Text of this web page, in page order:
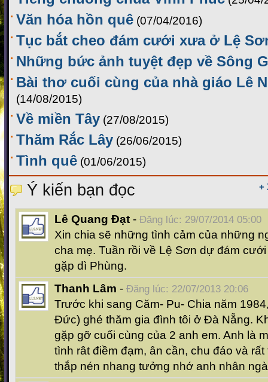
Văn hóa hồn quê (07/04/2016)
Tục bắt cheo đám cưới xưa ở Lệ
Những bức ảnh tuyệt đẹp về Sông
Bài thơ cuối cùng của nhà giáo Lê
(14/08/2015)
Về miền Tây (27/08/2015)
Thăm Rắc Lây (26/06/2015)
Tình quê (01/06/2015)
+
Ý kiến bạn đọc
Lê Quang Đạt - Đăng lúc: 29/07/2014 05:00
Xin chia sẽ những tình cảm của những
cha mẹ. Tuần rồi về Lệ Sơn dự đám
gặp dì Phùng.
Thanh Lâm - Đăng lúc: 22/07/2013 20:06
Trước khi sang Căm- Pu- Chia năm
Đức) ghé thăm gia đình tôi ở Đà Nẵng.
gặp gỡ cuối cùng của 2 anh em. Anh là
tình rât điềm đạm, ân cần, chu đáo và
thắp nén nhang tưởng nhớ anh nhân